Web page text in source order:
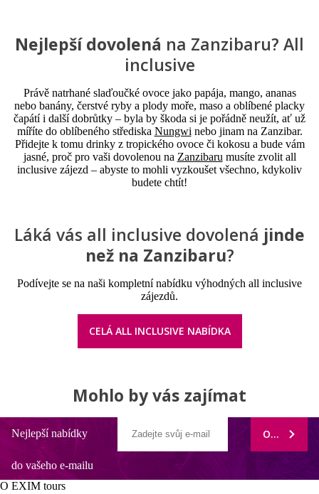
Nejlepší dovolená na Zanzibaru? All
inclusive
Právě natrhané slaďoučké ovoce jako papája, mango, ananas
nebo banány, čerstvé ryby a plody moře, maso a oblíbené placky
čapátí i další dobrůtky – byla by škoda si je pořádně neužít, ať už
míříte do oblíbeného střediska Nungwi nebo jinam na Zanzibar.
Přidejte k tomu drinky z tropického ovoce či kokosu a bude vám
jasné, proč pro vaši dovolenou na Zanzibaru musíte zvolit all
inclusive zájezd – abyste to mohli vyzkoušet všechno, kdykoliv
budete chtít!
Láká vás all inclusive dovolená jinde
než na Zanzibaru?
Podívejte se na naši kompletní nabídku výhodných all inclusive
zájezdů.
CELÁ ALL INCLUSIVE NABÍDKA
Mohlo by vás zajímat
Nejlepší nabídky
do vašeho e-mailu
ODEBÍRAT
O EXIM tours